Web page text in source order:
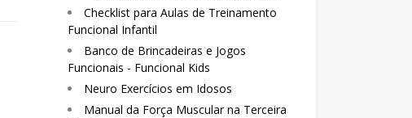
Checklist para Aulas de Treinamento
Funcional Infantil
Banco de Brincadeiras e Jogos
Funcionais - Funcional Kids
Neuro Exercícios em Idosos
Manual da Força Muscular na Terceira